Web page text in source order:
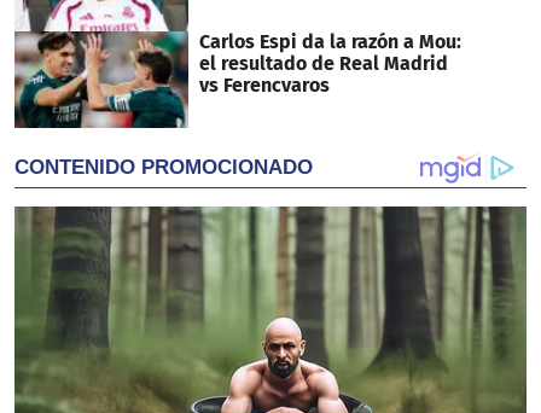
Carlos Espi da la razón a Mou:
el resultado de Real Madrid
vs Ferencvaros